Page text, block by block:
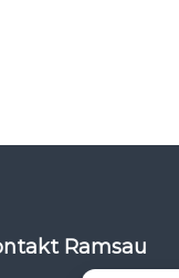
Ramsau